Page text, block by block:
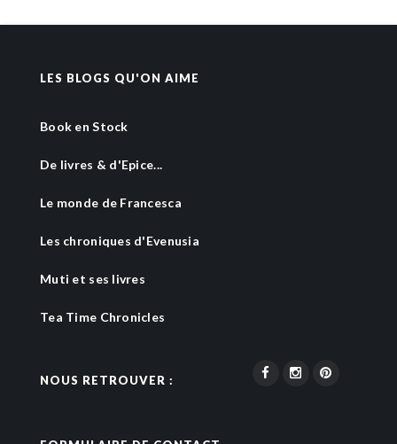
LES BLOGS QU'ON AIME
Book en Stock
De livres & d'Epice...
Le monde de Francesca
Les chroniques d'Evenusia
Muti et ses livres
Tea Time Chronicles
NOUS RETROUVER :